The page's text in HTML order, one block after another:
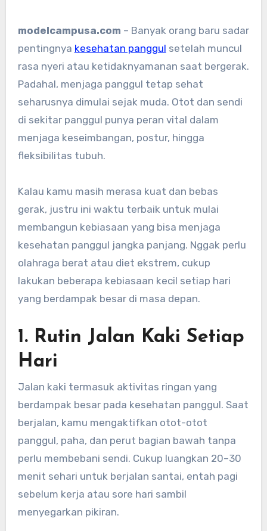
modelcampusa.com – Banyak orang baru sadar
pentingnya kesehatan panggul setelah muncul
rasa nyeri atau ketidaknyamanan saat bergerak.
Padahal, menjaga panggul tetap sehat
seharusnya dimulai sejak muda. Otot dan sendi
di sekitar panggul punya peran vital dalam
menjaga keseimbangan, postur, hingga
fleksibilitas tubuh.
Kalau kamu masih merasa kuat dan bebas
gerak, justru ini waktu terbaik untuk mulai
membangun kebiasaan yang bisa menjaga
kesehatan panggul jangka panjang. Nggak perlu
olahraga berat atau diet ekstrem, cukup
lakukan beberapa kebiasaan kecil setiap hari
yang berdampak besar di masa depan.
1. Rutin Jalan Kaki Setiap
Hari
Jalan kaki termasuk aktivitas ringan yang
berdampak besar pada kesehatan panggul. Saat
berjalan, kamu mengaktifkan otot-otot
panggul, paha, dan perut bagian bawah tanpa
perlu membebani sendi. Cukup luangkan 20–30
menit sehari untuk berjalan santai, entah pagi
sebelum kerja atau sore hari sambil
menyegarkan pikiran.